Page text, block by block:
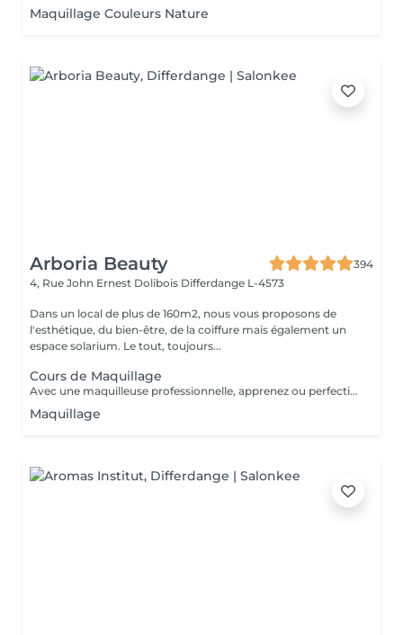
Maquillage Couleurs Nature
Arboria Beauty
394
4, Rue John Ernest Dolibois Differdange L-4573
Dans un local de plus de 160m2, nous vous proposons de
l'esthétique, du bien-être, de la coiffure mais également un
espace solarium. Le tout, toujours...
Cours de Maquillage
Avec une maquilleuse professionnelle, apprenez ou perfectionnez vos gestes pour un maquillage parfait. Nous determinerons egalement etape par etape le maquillage qui vous ira le mieux. Du fond de teint au rouge à levre, en passant par le maquillage des yeux ou le contouring, rien ne sera laissé au hasard.
Maquillage